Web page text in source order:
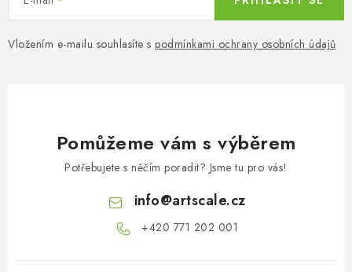
Vložením e-mailu souhlasíte s podmínkami ochrany osobních údajů
Pomůžeme vám s výběrem
Potřebujete s něčím poradit? Jsme tu pro vás!
info@artscale.cz
+420 771 202 001​